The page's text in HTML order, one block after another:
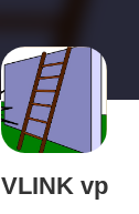
VLINK vp